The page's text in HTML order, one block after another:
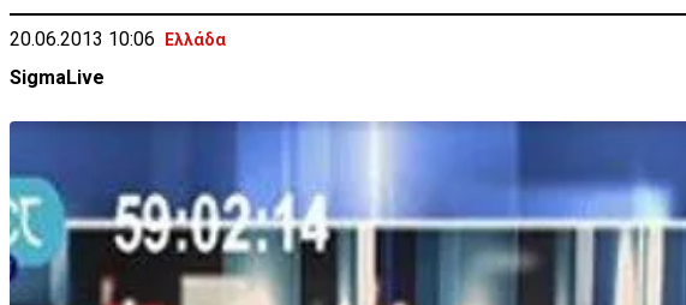
20.06.2013 10:06 Ελλάδα
SigmaLive